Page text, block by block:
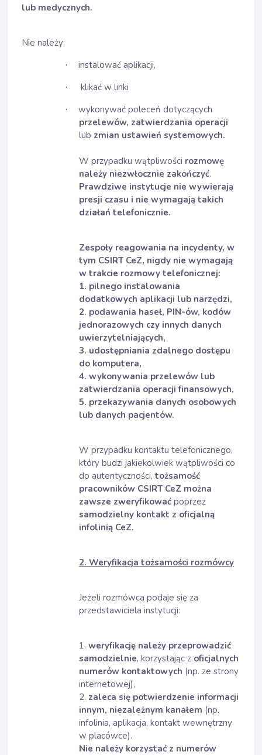
lub medycznych.
Nie należy:
· instalować aplikacji,
· klikać w linki
·
wykonywać poleceń dotyczących
przelewów, zatwierdzania operacji
lub zmian ustawień systemowych.
W przypadku wątpliwości rozmowę
należy niezwłocznie zakończyć.
Prawdziwe instytucje nie wywierają
presji czasu i nie wymagają takich
działań telefonicznie.
Zespoły reagowania na incydenty, w
tym CSIRT CeZ, nigdy nie wymagają
w trakcie rozmowy telefonicznej:
1. pilnego instalowania
dodatkowych aplikacji lub narzędzi,
2. podawania haseł, PIN-ów, kodów
jednorazowych czy innych danych
uwierzytelniających,
3. udostępniania zdalnego dostępu
do komputera,
4. wykonywania przelewów lub
zatwierdzania operacji finansowych,
5. przekazywania danych osobowych
lub danych pacjentów.
W przypadku kontaktu telefonicznego,
który budzi jakiekolwiek wątpliwości co
do autentyczności, tożsamość
pracowników CSIRT CeZ można
zawsze zweryfikować poprzez
samodzielny kontakt z oficjalną
infolinią CeZ.
2. Weryfikacja tożsamości rozmówcy
Jeżeli rozmówca podaje się za
przedstawiciela instytucji:
1. weryfikację należy przeprowadzić
samodzielnie, korzystając z oficjalnych
numerów kontaktowych (np. ze strony
internetowej),
2. zaleca się potwierdzenie informacji
innym, niezależnym kanałem (np.
infolinia, aplikacja, kontakt wewnętrzny
w placówce).
Nie należy korzystać z numerów